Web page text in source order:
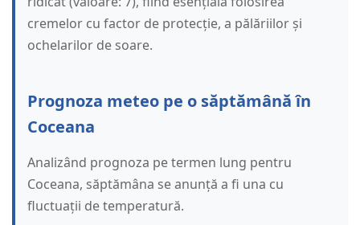
cremelor cu factor de protecție, a pălăriilor și
ochelarilor de soare.
Prognoza meteo pe o săptămână în
Coceana
Analizând prognoza pe termen lung pentru
Coceana, săptămâna se anunță a fi una cu
fluctuații de temperatură.